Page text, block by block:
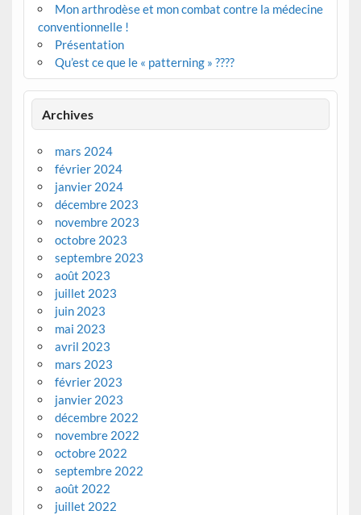
Mon arthrodèse et mon combat contre la médecine
conventionnelle !
Présentation
Qu’est ce que le « patterning » ????
Archives
mars 2024
février 2024
janvier 2024
décembre 2023
novembre 2023
octobre 2023
septembre 2023
août 2023
juillet 2023
juin 2023
mai 2023
avril 2023
mars 2023
février 2023
janvier 2023
décembre 2022
novembre 2022
octobre 2022
septembre 2022
août 2022
juillet 2022